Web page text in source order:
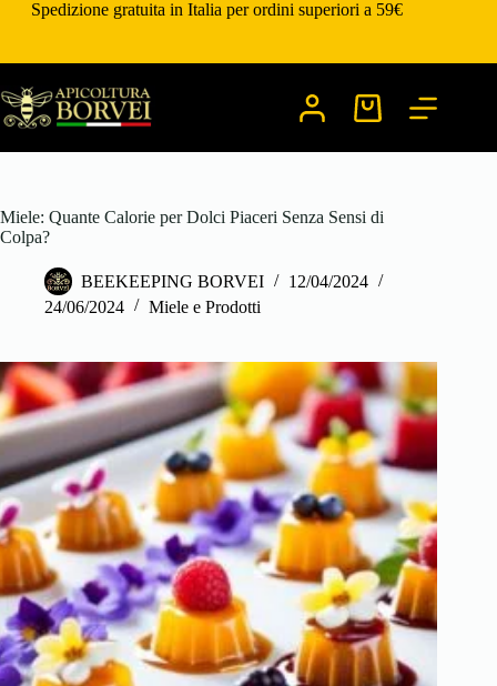
SaltaSpedizione gratuita in Italia per ordini superiori a 59€
Carrello
Miele: Quante Calorie per Dolci Piaceri Senza Sensi di
Colpa?
BEEKEEPING BORVEI
12/04/2024
24/06/2024
Miele e Prodotti